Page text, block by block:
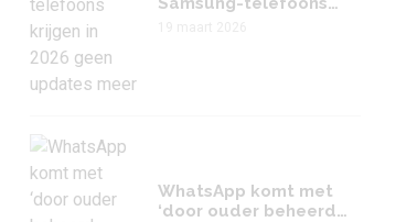
WhatsApp komt met
‘door ouder beheerd